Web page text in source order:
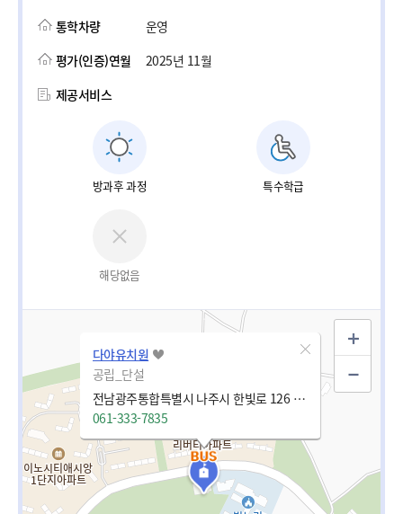
통학차량
운영
평가(인증)연월
2025년 11월
제공서비스
방과후 과정 특수학급
해당없음
다야유치원
공립_단설
전남광주통합특별시 나주시 한빛로 126 (빛가람동)
061-333-7835